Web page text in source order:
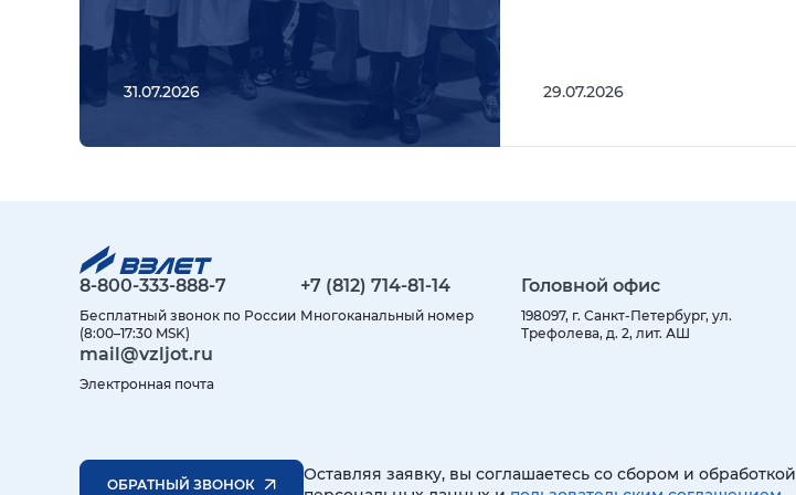
31.07.2026 29.07.2026
8-800-333-888-7
Бесплатный звонок по России
(8:00–17:30 MSK)
+7 (812) 714-81-14
Многоканальный номер
Головной офис
198097, г. Санкт-Петербург, ул.
Трефолева, д. 2, лит. АШ
mail@vzljot.ru
Электронная почта
ОБРАТНЫЙ ЗВОНОК
Оставляя заявку, вы соглашаетесь со сбором и обработкой